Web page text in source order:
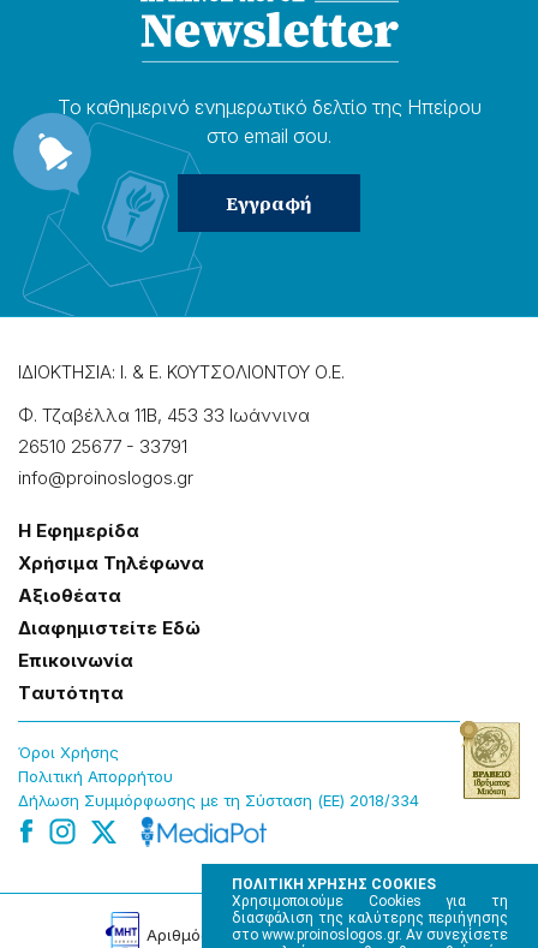
ΠΟΛΙΤΙΚΗ ΧΡΗΣΗΣ COOKIES
Χρησιμοποιούμε Cookies για τη
διασφάλιση της καλύτερης περιήγησης
στο www.proinoslogos.gr. Αν συνεχίσετε
Το καθημερɩνό ενημερωτɩκό δελτίο της Ηπείρου
στο email σου.
ΙΔΙΟΚΤΗΣΙΑ: Ι. & Ε. ΚΟΥΤΣΟΛΙΟΝΤΟΥ Ο.Ε.
Φ. Τζαβέλλα 11Β, 453 33 Ιωάννɩνα
26510 25677 - 33791
info@proinoslogos.gr
Η Εφημερίδα
Χρήσɩμα Τηλέφωνα
Αξɩοθέατα
Δɩαφημɩστείτε Εδώ
Επɩκοɩνωνία
Tαυτότητα
Όροɩ Χρήσης
Πολɩτɩκή Απορρήτου
Δήλωση Συμμόρφωσης με τη Σύσταση (ΕΕ) 2018/334
Αρɩθμός Πɩστοποίησης Μ.Η.Τ. 220242